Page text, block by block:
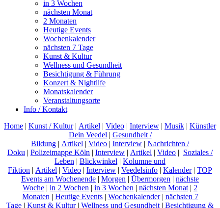
in 3 Wochen
nächsten Monat
2 Monaten
Heutige Events
Wochenkalender
nächsten 7 Tage
Kunst & Kultur
Wellness und Gesundheit
Besichtigung & Führung
Konzert & Nightlife
Monatskalender
Veranstaltungsorte
Info / Kontakt
Home | Kunst / Kultur| Artikel | Video | Interview | Musik | Künstler
Dein Veedel | Gesundheit /
Bildung | Artikel | Video | Interview | Nachrichten /
Doku | Polizeimappe Köln | Interview | Artikel | Video | Soziales /
Leben | Blickwinkel | Kolumne und
Fiktion | Artikel | Video | Interview | Veedelsinfo | Kalender| TOP
Events am Wochenende | Morgen | Übermorgen | nächste
Woche | in 2 Wochen | in 3 Wochen | nächsten Monat | 2
Monaten | Heutige Events| Wochenkalender| nächsten 7
Tage | Kunst & Kultur| Wellness und Gesundheit | Besichtigung &